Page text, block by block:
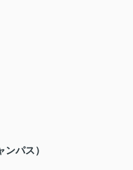
パス）